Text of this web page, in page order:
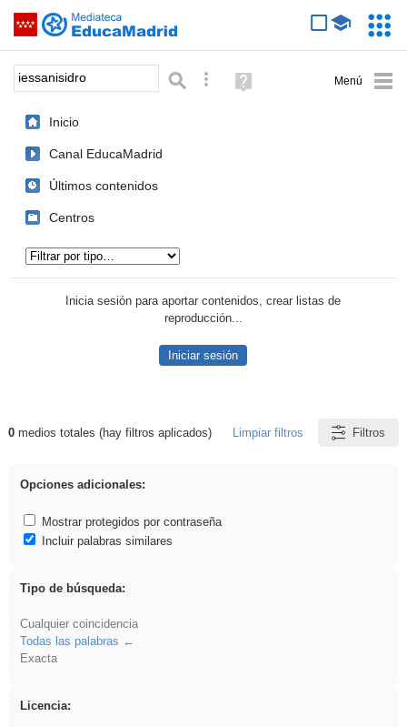
Saltar navegación
Palabra o frase: Búsqueda avanzada
Ayuda
(en
Inicio
Canal EducaMadrid
Últimos contenidos
Centros
Inicia sesión para aportar contenidos, crear listas de
reproducción...
Iniciar sesión
Resultados de: iessanisidro
0medios totales (hay filtros aplicados) Limpiar filtros Filtros
Opciones adicionales:
Mostrar protegidos por contraseña
Incluir palabras similares
Tipo de búsqueda:
Cualquier coincidencia
Todas las palabras
Exacta
Licencia: